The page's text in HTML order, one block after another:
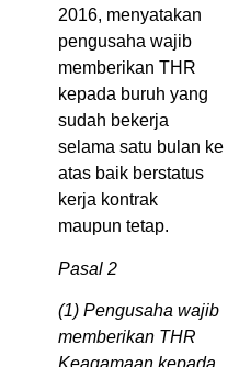
2016, menyatakan
pengusaha wajib
memberikan THR
kepada buruh yang
sudah bekerja
selama satu bulan ke
atas baik berstatus
kerja kontrak
maupun tetap.
Pasal 2
(1) Pengusaha wajib
memberikan THR
Keagamaan kepada